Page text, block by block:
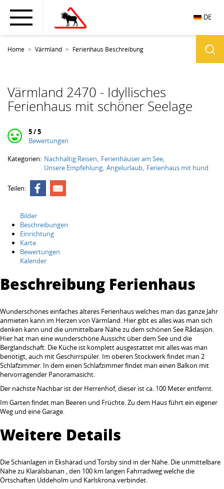
DE
Home Värmland Ferienhaus Beschreibung
Värmland 2470 - Idyllisches
Ferienhaus mit schöner Seelage
5 / 5
Bewertungen
Kategorien: Nachhaltig Reisen Ferienhäuser am See
Unsere Empfehlung Angelurlaub Ferienhaus mit hund
Teilen:
Bilder
Beschreibungen
Einrichtung
Karte
Bewertungen
Kalender
Beschreibung Ferienhaus
Wunderschönes einfaches älteres Ferienhaus welches man das ganze Jahr
anmieten kann im Herzen von Värmland. Hier gibt es alles was man sich
denken kann und die unmittelbare Nähe zu dem schönen See Rådasjön.
Hier hat man eine wunderschöne Aussicht über dem See und die
Berglandschaft. Die Küche ist komplett ausgestattet mit alles was man
benötigt, auch mit Geschirrspüler. Im oberen Stockwerk findet man 2
Schlafzimmer. In dem einen Schlafzimmer findet man einen Balkon mit
hervorragender Panoramasicht.
Der nächste Nachbar ist der Herrenhof, dieser ist ca. 100 Meter entfernt.
Im Garten findet man Beeren und Früchte. Zu dem Haus führt ein eigener
Weg und eine Garage.
Weitere Details
Die Schianlagen in Ekshärad und Torsby sind in der Nähe. Die unmittelbare
Nähe zu Klarälsbanan , den 100 km langen Fahrradweg welche die
Ortschaften Uddeholm und Karlskrona verbindet.